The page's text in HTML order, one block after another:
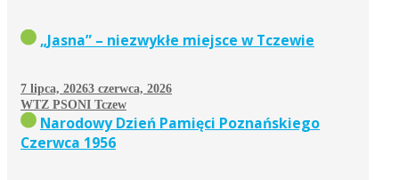
„Jasna” – niezwykłe miejsce w Tczewie
7 lipca, 20263 czerwca, 2026
WTZ PSONI Tczew
Narodowy Dzień Pamięci Poznańskiego
Czerwca 1956